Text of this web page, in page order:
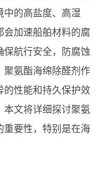
中的高盐度、高湿
会加速船舶材料的腐
保航行安全，防腐蚀
聚氨酯海绵除醛剂作
的性能和持久保护效
本文将详细探讨聚氨
重要性，特别是在海